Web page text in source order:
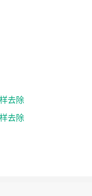
去除
去除